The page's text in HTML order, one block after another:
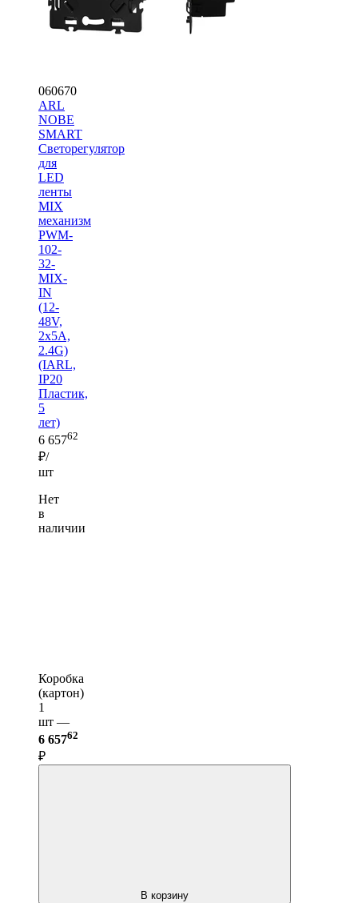
060670
ARL
NOBE
SMART
Светорегулятор
для
LED
ленты
MIX
механизм
PWM-
102-
32-
MIX-
IN
(12-
48V,
2x5A,
2.4G)
(IARL,
IP20
Пластик,
5
лет)
6 65762
₽/
шт
Нет
в
наличии
Коробка
(картон)
1
шт —
6 65762
₽
В корзину